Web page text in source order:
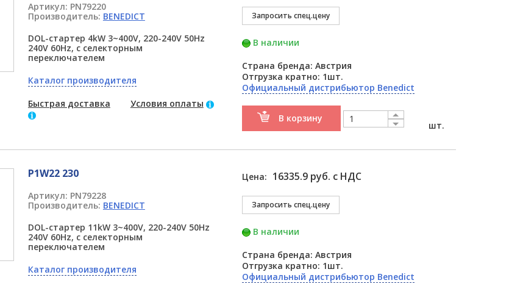
Артикул: PN79220
Производитель: BENEDICT
DOL-стартер 4kW 3~400V, 220-240V 50Hz
240V 60Hz, с селекторным
переключателем
Каталог производителя
Быстрая доставка
Условия оплаты
В наличии
Страна бренда: Австрия
Отгрузка кратно: 1шт.
Официальный дистрибьютор Benedict
В корзину
шт.
P1W22 230
Артикул: PN79228
Производитель: BENEDICT
DOL-стартер 11kW 3~400V, 220-240V 50Hz
240V 60Hz, с селекторным
переключателем
Каталог производителя
Цена: 16335.9 руб. с НДС
В наличии
Страна бренда: Австрия
Отгрузка кратно: 1шт.
Официальный дистрибьютор Benedict